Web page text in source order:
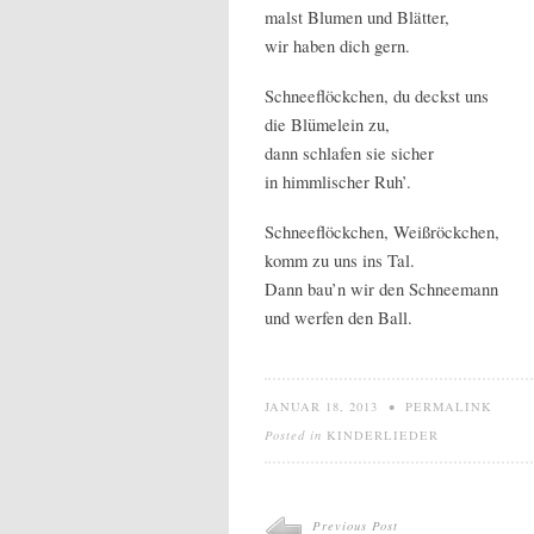
malst Blumen und Blätter,
wir haben dich gern.
Schneeflöckchen, du deckst uns
die Blümelein zu,
dann schlafen sie sicher
in himmlischer Ruh’.
Schneeflöckchen, Weißröckchen,
komm zu uns ins Tal.
Dann bau’n wir den Schneemann
und werfen den Ball.
JANUAR 18, 2013 • PERMALINK
Posted in KINDERLIEDER
Previous Post